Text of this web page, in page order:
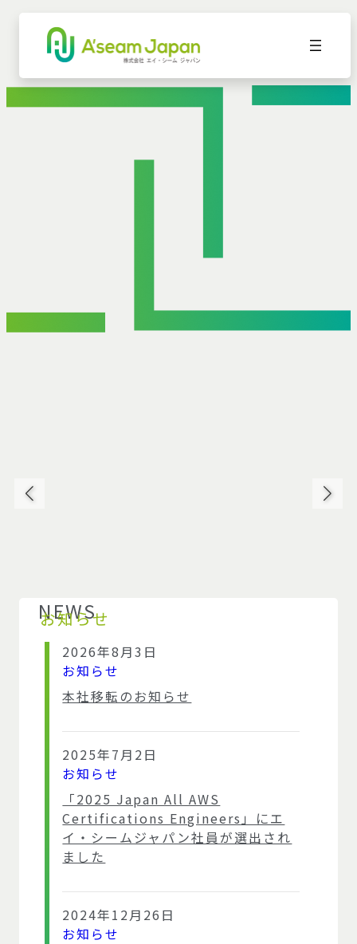
NEWS
お知らせ
2026年8月3日
お知らせ
本社移転のお知らせ
2025年7月2日
お知らせ
「2025 Japan All AWS
Certifications Engineers」にエ
イ・シームジャパン社員が選出され
ました
2024年12月26日
お知らせ